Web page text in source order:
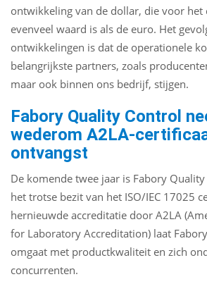
ontwikkeling van de dollar, die voor
evenveel waard is als de euro. Het
ontwikkelingen is dat de operationele
belangrijkste partners, zoals
maar ook binnen ons bedrijf, stijgen.
Fabory Quality Control
wederom A2LA-
ontvangst
De komende twee jaar is Fabory
het trotse bezit van het ISO/IEC 17025
hernieuwde accreditatie door A2LA
for Laboratory Accreditation) laat
omgaat met productkwaliteit en zich
concurrenten.